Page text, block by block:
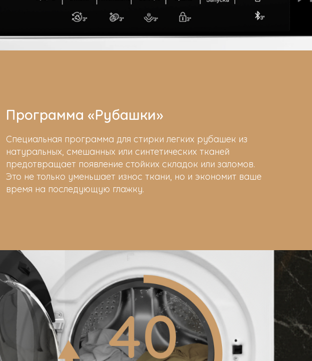
Программа «Рубашки»
Специальная программа для стирки легких рубашек из
натуральных, смешанных или синтетических тканей
предотвращает появление стойких складок или заломов.
Это не только уменьшает износ ткани, но и экономит ваше
время на последующую глажку.